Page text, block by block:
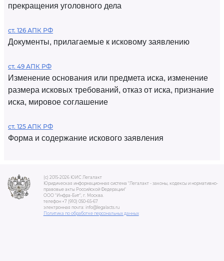
прекращения уголовного дела
ст. 126 АПК РФ
Документы, прилагаемые к исковому заявлению
ст. 49 АПК РФ
Изменение основания или предмета иска, изменение
размера исковых требований, отказ от иска, признание
иска, мировое соглашение
ст. 125 АПК РФ
Форма и содержание искового заявления
(c) 2015-2026 ЮИС Легалакт
Юридическая информационная система "Легалакт - законы, кодексы и нормативно-
правовые акты Российской Федерации"
ООО "Инфра-Бит", г. Москва.
телефон +7 (910) 050-65-67
электронная почта: info@legalacts.ru
Политика по обработке персональных данных